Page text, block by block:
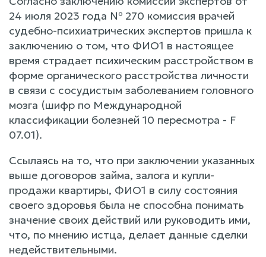
24 июля 2023 года № 270 комиссия врачей
судебно-психиатрических экспертов пришла к
заключению о том, что ФИО1 в настоящее
время страдает психическим расстройством в
форме органического расстройства личности
в связи с сосудистым заболеванием головного
мозга (шифр по Международной
классификации болезней 10 пересмотра - F
07.01).
Ссылаясь на то, что при заключении указанных
выше договоров займа, залога и купли-
продажи квартиры, ФИО1 в силу состояния
своего здоровья была не способна понимать
значение своих действий или руководить ими,
что, по мнению истца, делает данные сделки
недействительными.